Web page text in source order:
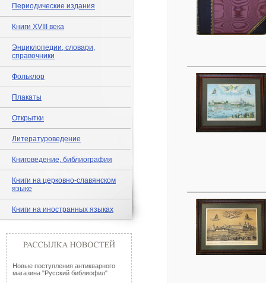
Периодические издания
Книги XVIII века
Энциклопедии, словари,
справочники
Фольклор
Плакаты
Открытки
Литературоведение
Книговедение, библиография
Книги на церковно-славянском
языке
Книги на иностранных языках
Новые поступления антикварного
магазина "Русский библиофил"